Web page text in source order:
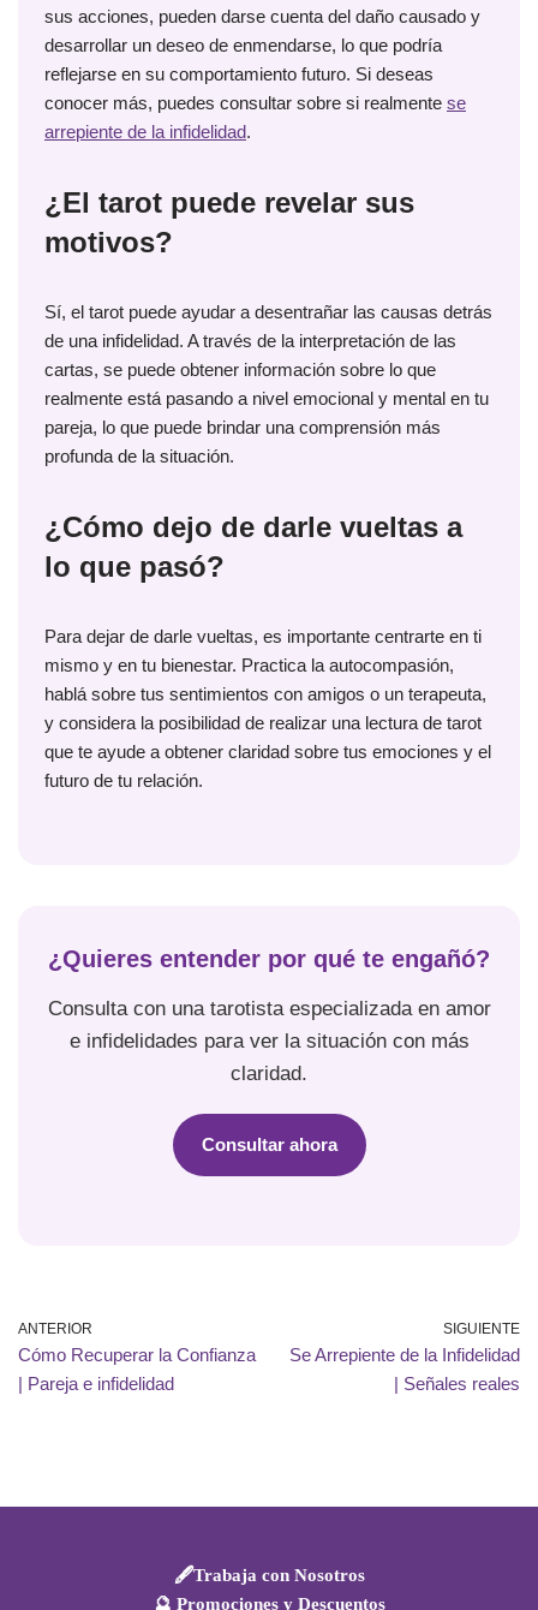
sus acciones, pueden darse cuenta del daño causado y
desarrollar un deseo de enmendarse, lo que podría
reflejarse en su comportamiento futuro. Si deseas
conocer más, puedes consultar sobre si realmente se
arrepiente de la infidelidad.
¿El tarot puede revelar sus
motivos?
Sí, el tarot puede ayudar a desentrañar las causas detrás
de una infidelidad. A través de la interpretación de las
cartas, se puede obtener información sobre lo que
realmente está pasando a nivel emocional y mental en tu
pareja, lo que puede brindar una comprensión más
profunda de la situación.
¿Cómo dejo de darle vueltas a
lo que pasó?
Para dejar de darle vueltas, es importante centrarte en ti
mismo y en tu bienestar. Practica la autocompasión,
hablá sobre tus sentimientos con amigos o un terapeuta,
y considera la posibilidad de realizar una lectura de tarot
que te ayude a obtener claridad sobre tus emociones y el
futuro de tu relación.
¿Quieres entender por qué te engañó?
Consulta con una tarotista especializada en amor
e infidelidades para ver la situación con más
claridad.
Consultar ahora
ANTERIOR
Cómo Recuperar la Confianza
| Pareja e infidelidad
SIGUIENTE
Se Arrepiente de la Infidelidad
| Señales reales
🖋️Trabaja con Nosotros
🔮 Promociones y Descuentos